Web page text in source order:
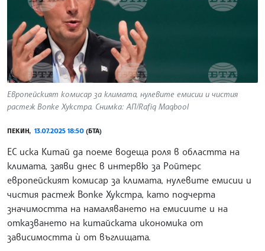
Европейският комисар за климата, нулевите емисии и чистия
растеж Вопке Хукстра. Снимка: АП/Rafiq Maqbool
ПЕКИН, 13.07.2025 18:50 (БТА)
ЕС иска Китай да поеме водеща роля в областта на
климата, заяви днес в интервю за Ройтерс
европейският комисар за климата, нулевите емисии и
чистия растеж Вопке Хукстра, като подчерта
значимостта на намаляването на емисиите и на
отказването на китайската икономика от
зависимостта ѝ от въглищата.